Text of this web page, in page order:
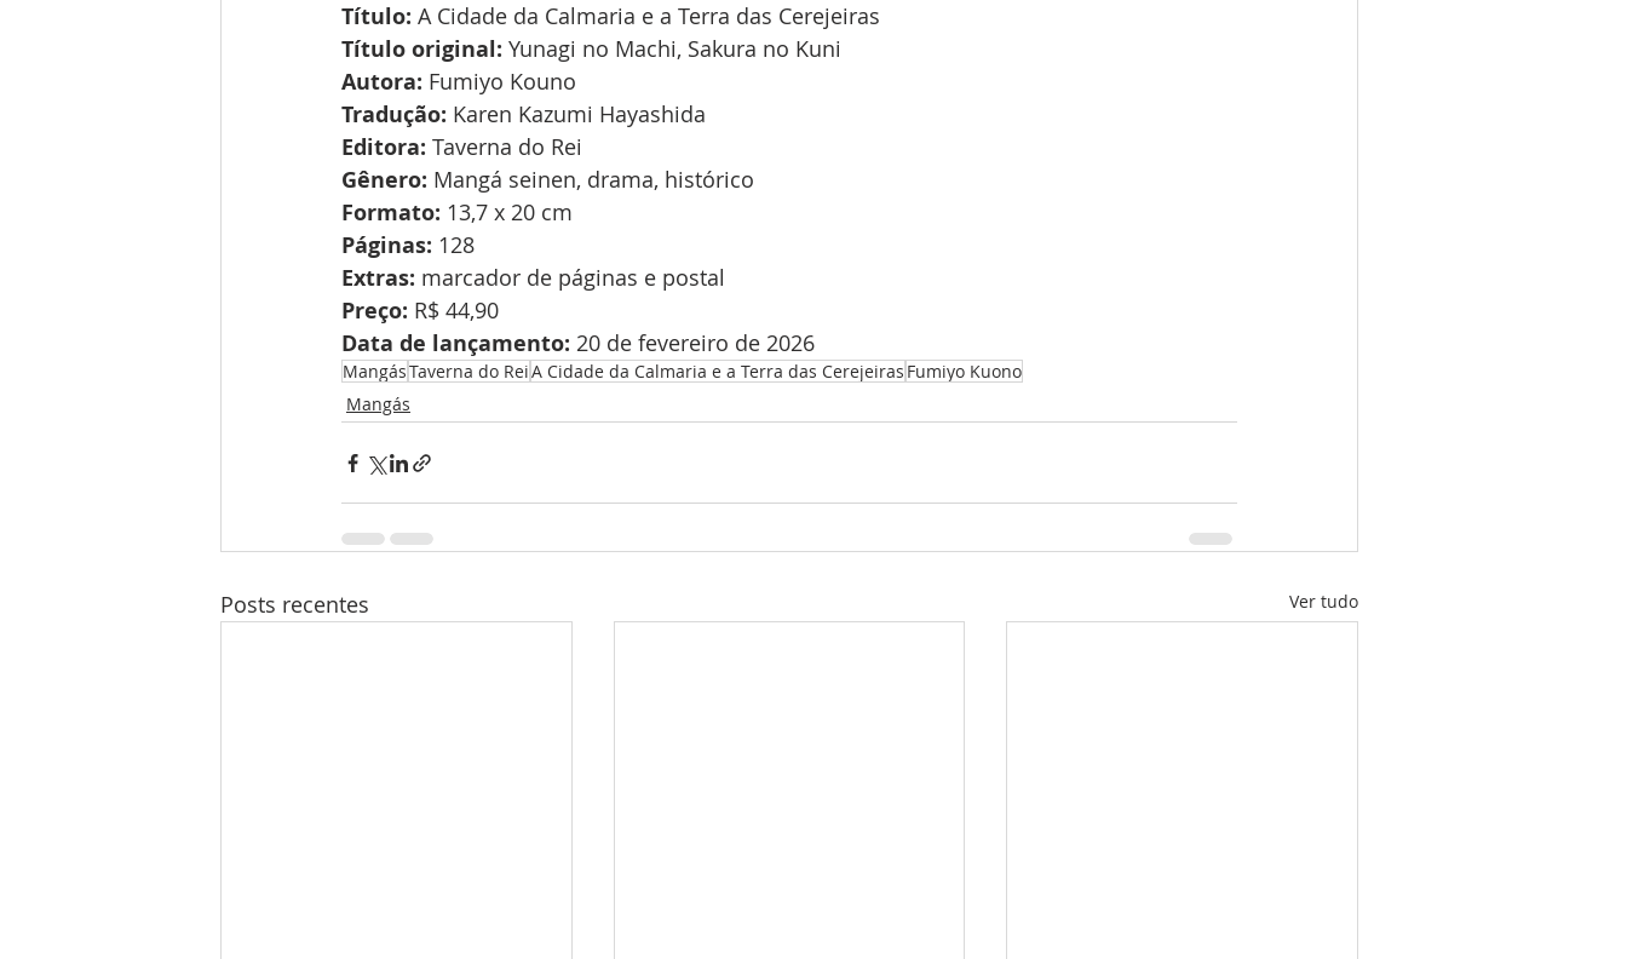
Título: A Cidade da Calmaria e a Terra das Cerejeiras
Título original: Yunagi no Machi, Sakura no Kuni
Autora: Fumiyo Kouno
Tradução: Karen Kazumi Hayashida
Editora: Taverna do Rei
Gênero: Mangá seinen, drama, histórico
Formato: 13,7 x 20 cm
Páginas: 128
Extras: marcador de páginas e postal
Preço: R$ 44,90
Data de lançamento: 20 de fevereiro de 2026
MangásTaverna do ReiA Cidade da Calmaria e a Terra das Cerejeiras Fumiyo Kuono
Mangás
Posts recentes Ver tudo